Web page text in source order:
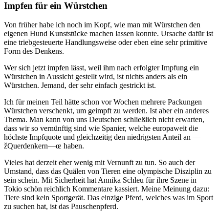
Impfen für ein Würstchen
Von früher habe ich noch im Kopf, wie man mit Würstchen den
eigenen Hund Kunststücke machen lassen konnte. Ursache dafür ist
eine triebgesteuerte Handlungsweise oder eben eine sehr primitive
Form des Denkens.
Wer sich jetzt impfen lässt, weil ihm nach erfolgter Impfung ein
Würstchen in Aussicht gestellt wird, ist nichts anders als ein
Würstchen. Jemand, der sehr einfach gestrickt ist.
Ich für meinen Teil hätte schon vor Wochen mehrere Packungen
Würstchen verschenkt, um geimpft zu werden. Ist aber ein anderes
Thema. Man kann von uns Deutschen schließlich nicht erwarten,
dass wir so vernünftig sind wie Spanier, welche europaweit die
höchste Impfquote und gleichzeitig den niedrigsten Anteil an —
žQuerdenkern—œ haben.
Vieles hat derzeit eher wenig mit Vernunft zu tun. So auch der
Umstand, dass das Quälen von Tieren eine olympische Disziplin zu
sein schein. Mit Sicherheit hat Annika Schleu für ihre Szene in
Tokio schön reichlich Kommentare kassiert. Meine Meinung dazu:
Tiere sind kein Sportgerät. Das einzige Pferd, welches was im Sport
zu suchen hat, ist das Pauschenpferd.